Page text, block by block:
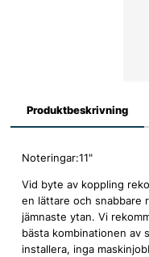
Produktbeskrivning
Noteringar:11"
Vid byte av koppling
en lättare och snabbare
jämnaste ytan. Vi
bästa kombinationen av
installera, inga